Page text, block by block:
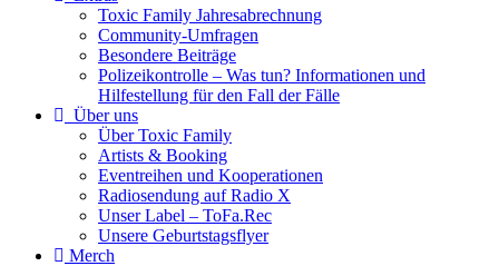
Toxic Family Jahresabrechnung
Community-Umfragen
Besondere Beiträge
Polizeikontrolle – Was tun? Informationen und
Hilfestellung für den Fall der Fälle
Über uns
Über Toxic Family
Artists & Booking
Eventreihen und Kooperationen
Radiosendung auf Radio X
Unser Label – ToFa.Rec
Unsere Geburtstagsflyer
Merch